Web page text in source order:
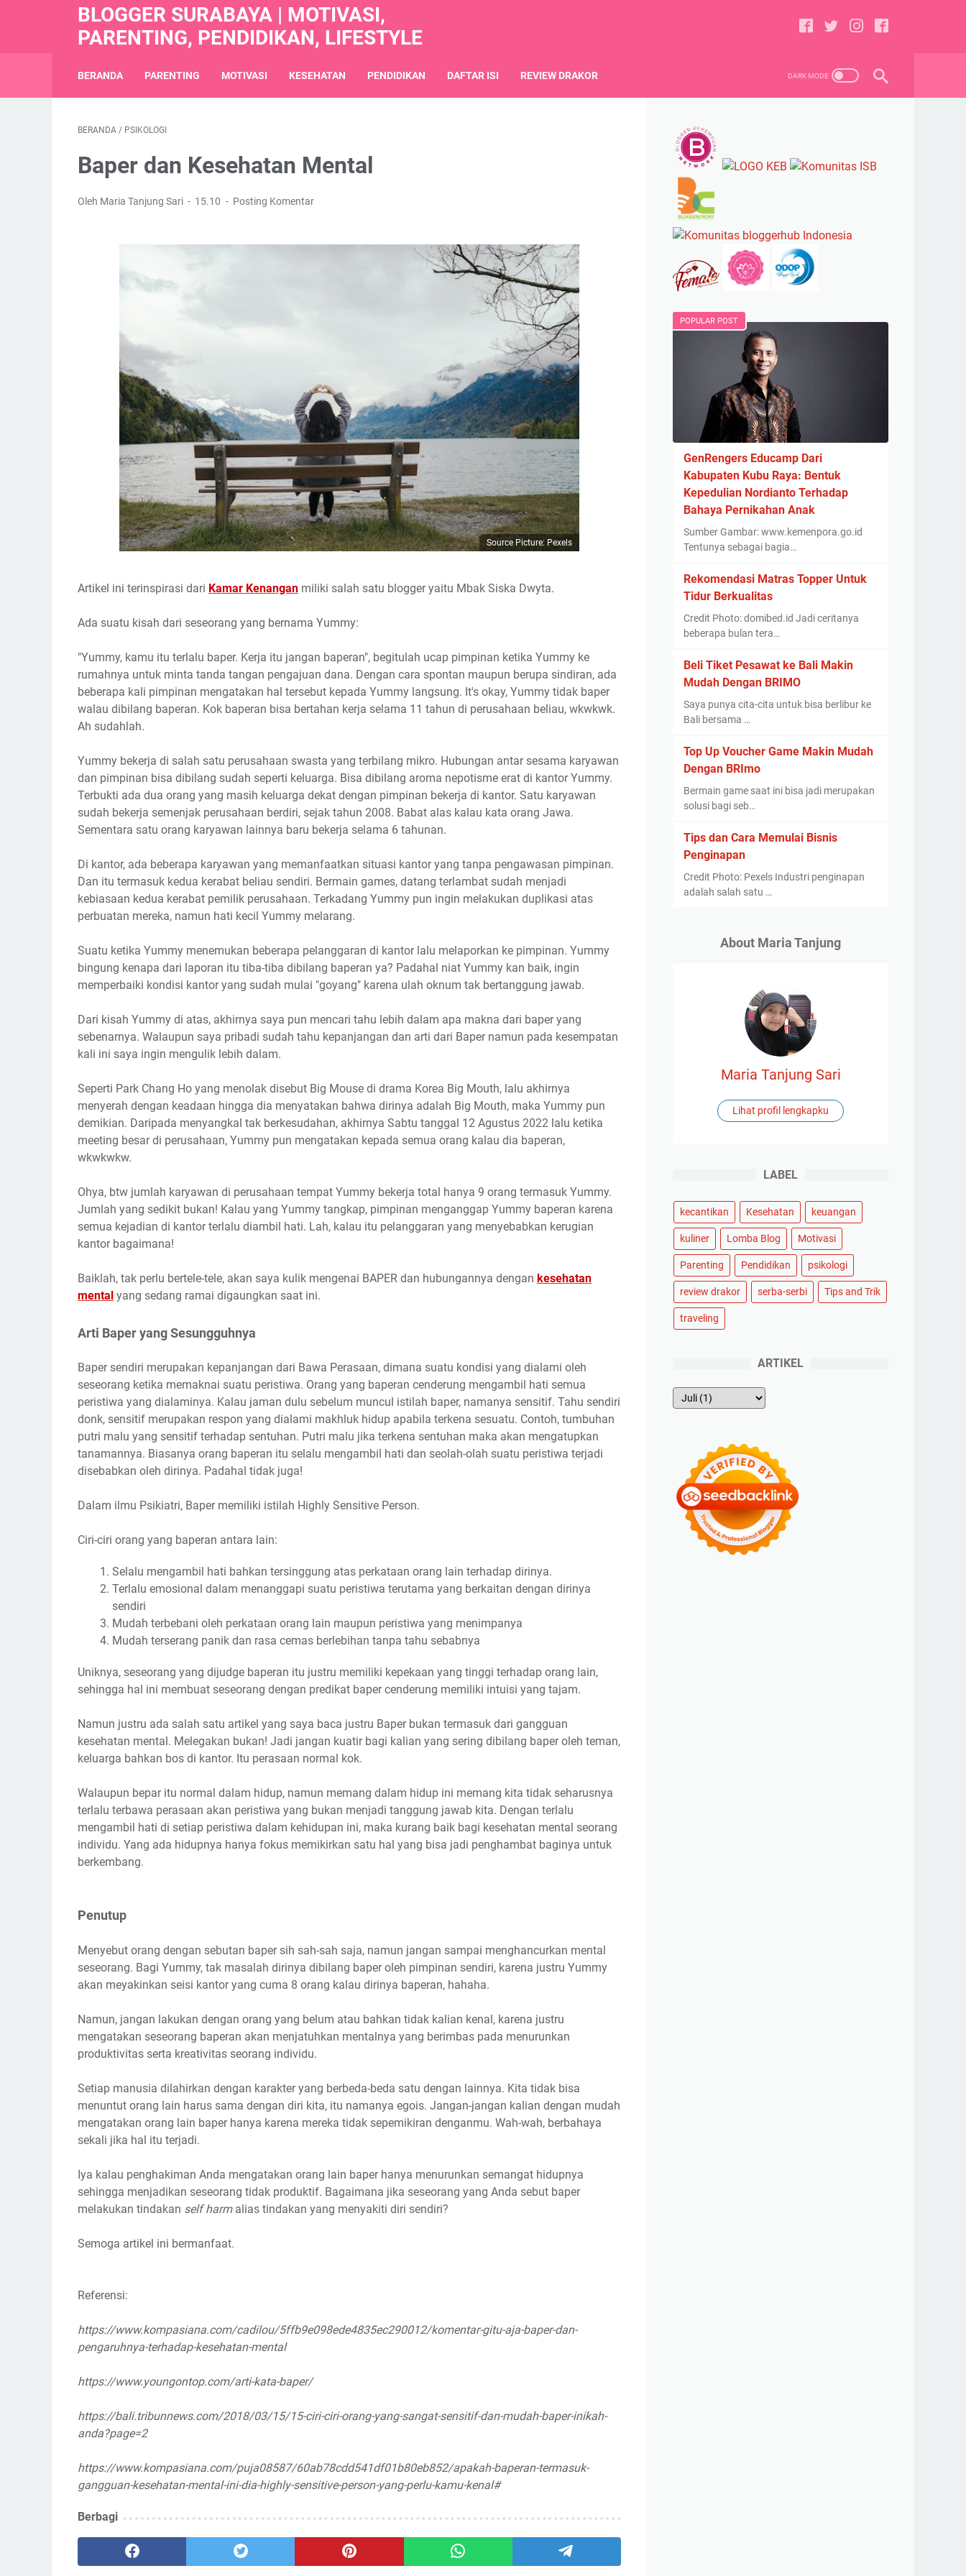
BLOGGER SURABAYA | MOTIVASI,
PARENTING, PENDIDIKAN, LIFESTYLE
BERANDA PARENTING MOTIVASI KESEHATAN PENDIDIKAN DAFTAR ISI REVIEW DRAKOR
BERANDA / PSIKOLOGI
Baper dan Kesehatan Mental
Oleh Maria Tanjung Sari 15.10 Posting Komentar
Source Picture: Pexels
Artikel ini terinspirasi dari Kamar Kenangan miliki salah satu blogger yaitu Mbak Siska Dwyta.
Ada suatu kisah dari seseorang yang bernama Yummy:
"Yummy, kamu itu terlalu baper. Kerja itu jangan baperan", begitulah ucap pimpinan ketika Yummy ke
rumahnya untuk minta tanda tangan pengajuan dana. Dengan cara spontan maupun berupa sindiran, ada
beberapa kali pimpinan mengatakan hal tersebut kepada Yummy langsung. It's okay, Yummy tidak baper
walau dibilang baperan. Kok baperan bisa bertahan kerja selama 11 tahun di perusahaan beliau, wkwkwk.
Ah sudahlah.
Yummy bekerja di salah satu perusahaan swasta yang terbilang mikro. Hubungan antar sesama karyawan
dan pimpinan bisa dibilang sudah seperti keluarga. Bisa dibilang aroma nepotisme erat di kantor Yummy.
Terbukti ada dua orang yang masih keluarga dekat dengan pimpinan bekerja di kantor. Satu karyawan
sudah bekerja semenjak perusahaan berdiri, sejak tahun 2008. Babat alas kalau kata orang Jawa.
Sementara satu orang karyawan lainnya baru bekerja selama 6 tahunan.
Di kantor, ada beberapa karyawan yang memanfaatkan situasi kantor yang tanpa pengawasan pimpinan.
Dan itu termasuk kedua kerabat beliau sendiri. Bermain games, datang terlambat sudah menjadi
kebiasaan kedua kerabat pemilik perusahaan. Terkadang Yummy pun ingin melakukan duplikasi atas
perbuatan mereka, namun hati kecil Yummy melarang.
Suatu ketika Yummy menemukan beberapa pelanggaran di kantor lalu melaporkan ke pimpinan. Yummy
bingung kenapa dari laporan itu tiba-tiba dibilang baperan ya? Padahal niat Yummy kan baik, ingin
memperbaiki kondisi kantor yang sudah mulai "goyang" karena ulah oknum tak bertanggung jawab.
Dari kisah Yummy di atas, akhirnya saya pun mencari tahu lebih dalam apa makna dari baper yang
sebenarnya. Walaupun saya pribadi sudah tahu kepanjangan dan arti dari Baper namun pada kesempatan
kali ini saya ingin mengulik lebih dalam.
Seperti Park Chang Ho yang menolak disebut Big Mouse di drama Korea Big Mouth, lalu akhirnya
menyerah dengan keadaan hingga dia menyatakan bahwa dirinya adalah Big Mouth, maka Yummy pun
demikian. Daripada menyangkal tak berkesudahan, akhirnya Sabtu tanggal 12 Agustus 2022 lalu ketika
meeting besar di perusahaan, Yummy pun mengatakan kepada semua orang kalau dia baperan,
wkwkwkw.
Ohya, btw jumlah karyawan di perusahaan tempat Yummy bekerja total hanya 9 orang termasuk Yummy.
Jumlah yang sedikit bukan! Kalau yang Yummy tangkap, pimpinan menganggap Yummy baperan karena
semua kejadian di kantor terlalu diambil hati. Lah, kalau itu pelanggaran yang menyebabkan kerugian
kantor bagaimana!
Baiklah, tak perlu bertele-tele, akan saya kulik mengenai BAPER dan hubungannya dengan kesehatan
mental yang sedang ramai digaungkan saat ini.
Arti Baper yang Sesungguhnya
Baper sendiri merupakan kepanjangan dari Bawa Perasaan, dimana suatu kondisi yang dialami oleh
seseorang ketika memaknai suatu peristiwa. Orang yang baperan cenderung mengambil hati semua
peristiwa yang dialaminya. Kalau jaman dulu sebelum muncul istilah baper, namanya sensitif. Tahu sendiri
donk, sensitif merupakan respon yang dialami makhluk hidup apabila terkena sesuatu. Contoh, tumbuhan
putri malu yang sensitif terhadap sentuhan. Putri malu jika terkena sentuhan maka akan mengatupkan
tanamannya. Biasanya orang baperan itu selalu mengambil hati dan seolah-olah suatu peristiwa terjadi
disebabkan oleh dirinya. Padahal tidak juga!
Dalam ilmu Psikiatri, Baper memiliki istilah Highly Sensitive Person.
Ciri-ciri orang yang baperan antara lain:
Selalu mengambil hati bahkan tersinggung atas perkataan orang lain terhadap dirinya.
Terlalu emosional dalam menanggapi suatu peristiwa terutama yang berkaitan dengan dirinya
sendiri
Mudah terbebani oleh perkataan orang lain maupun peristiwa yang menimpanya
Mudah terserang panik dan rasa cemas berlebihan tanpa tahu sebabnya
Uniknya, seseorang yang dijudge baperan itu justru memiliki kepekaan yang tinggi terhadap orang lain,
sehingga hal ini membuat seseorang dengan predikat baper cenderung memiliki intuisi yang tajam.
Namun justru ada salah satu artikel yang saya baca justru Baper bukan termasuk dari gangguan
kesehatan mental. Melegakan bukan! Jadi jangan kuatir bagi kalian yang sering dibilang baper oleh teman,
keluarga bahkan bos di kantor. Itu perasaan normal kok.
Walaupun bepar itu normal dalam hidup, namun memang dalam hidup ini memang kita tidak seharusnya
terlalu terbawa perasaan akan peristiwa yang bukan menjadi tanggung jawab kita. Dengan terlalu
mengambil hati di setiap peristiwa dalam kehidupan ini, maka kurang baik bagi kesehatan mental seorang
individu. Yang ada hidupnya hanya fokus memikirkan satu hal yang bisa jadi penghambat baginya untuk
berkembang.
Penutup
Menyebut orang dengan sebutan baper sih sah-sah saja, namun jangan sampai menghancurkan mental
seseorang. Bagi Yummy, tak masalah dirinya dibilang baper oleh pimpinan sendiri, karena justru Yummy
akan meyakinkan seisi kantor yang cuma 8 orang kalau dirinya baperan, hahaha.
Namun, jangan lakukan dengan orang yang belum atau bahkan tidak kalian kenal, karena justru
mengatakan seseorang baperan akan menjatuhkan mentalnya yang berimbas pada menurunkan
produktivitas serta kreativitas seorang individu.
Setiap manusia dilahirkan dengan karakter yang berbeda-beda satu dengan lainnya. Kita tidak bisa
menuntut orang lain harus sama dengan diri kita, itu namanya egois. Jangan-jangan kalian dengan mudah
mengatakan orang lain baper hanya karena mereka tidak sepemikiran denganmu. Wah-wah, berbahaya
sekali jika hal itu terjadi.
Iya kalau penghakiman Anda mengatakan orang lain baper hanya menurunkan semangat hidupnya
sehingga menjadikan seseorang tidak produktif. Bagaimana jika seseorang yang Anda sebut baper
melakukan tindakan self harmalias tindakan yang menyakiti diri sendiri?
Semoga artikel ini bermanfaat.
Referensi:
https://www.kompasiana.com/cadilou/5ffb9e098ede4835ec290012/komentar-gitu-aja-baper-dan-
pengaruhnya-terhadap-kesehatan-mental
https://www.youngontop.com/arti-kata-baper/
https://bali.tribunnews.com/2018/03/15/15-ciri-ciri-orang-yang-sangat-sensitif-dan-mudah-baper-inikah-
anda?page=2
https://www.kompasiana.com/puja08587/60ab78cdd541df01b80eb852/apakah-baperan-termasuk-
gangguan-kesehatan-mental-ini-dia-highly-sensitive-person-yang-perlu-kamu-kenal#
Berbagi
POPULAR POST
GenRengers Educamp Dari
Kabupaten Kubu Raya: Bentuk
Kepedulian Nordianto Terhadap
Bahaya Pernikahan Anak
Sumber Gambar: www.kemenpora.go.id
Tentunya sebagai bagia…
Rekomendasi Matras Topper Untuk
Tidur Berkualitas
Credit Photo: domibed.id Jadi ceritanya
beberapa bulan tera…
Beli Tiket Pesawat ke Bali Makin
Mudah Dengan BRIMO
Saya punya cita-cita untuk bisa berlibur ke
Bali bersama …
Top Up Voucher Game Makin Mudah
Dengan BRImo
Bermain game saat ini bisa jadi merupakan
solusi bagi seb…
Tips dan Cara Memulai Bisnis
Penginapan
Credit Photo: Pexels Industri penginapan
adalah salah satu …
About Maria Tanjung
Maria Tanjung Sari
Lihat profil lengkapku
LABEL
kecantikan Kesehatan keuangan
kuliner Lomba Blog Motivasi
Parenting Pendidikan psikologi
review drakor serba-serbi Tips and Trik
traveling
ARTIKEL